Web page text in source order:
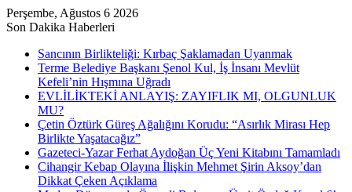
Perşembe, Ağustos 6 2026
Son Dakika Haberleri
Sancının Birlikteliği: Kırbaç Şaklamadan Uyanmak
Terme Belediye Başkanı Şenol Kul, İş İnsanı Mevlüt
Kefeli’nin Hışmına Uğradı
EVLİLİKTEKİ ANLAYIŞ: ZAYIFLIK MI, OLGUNLUK
MU?
Çetin Öztürk Güreş Ağalığını Korudu: “Asırlık Mirası Hep
Birlikte Yaşatacağız”
Gazeteci-Yazar Ferhat Aydoğan Üç Yeni Kitabını Tamamladı
Cihangir Kebap Olayına İlişkin Mehmet Şirin Aksoy’dan
Dikkat Çeken Açıklama